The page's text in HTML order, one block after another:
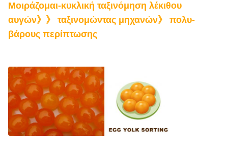
Μοιράζομαι-κυκλική ταξινόμηση λέκιθου
αυγών》》 ταξινομώντας μηχανών》 πολυ-
βάρους περίπτωσης